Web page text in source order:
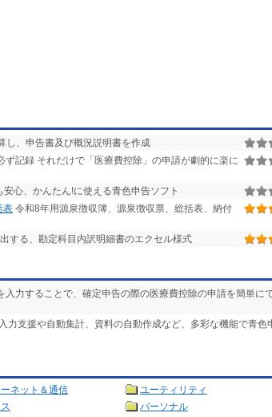
し、申告書及び概況説明書を作成
ず記録 それだけで「医療費控除」の申請が劇的に楽に
心、かんたん!に使える青色申告ソフト
表 令和8年用源泉徴収簿、源泉徴収票、総括表、納付
する、勘定科目内訳明細書のエクセル様式
入力することで、確定申告の際の医療費控除の申請を簡単に
力支援や自動集計、資料の自動作成など、多彩な機能で青色
ネット＆通信
ユーティリティ
パーソナル